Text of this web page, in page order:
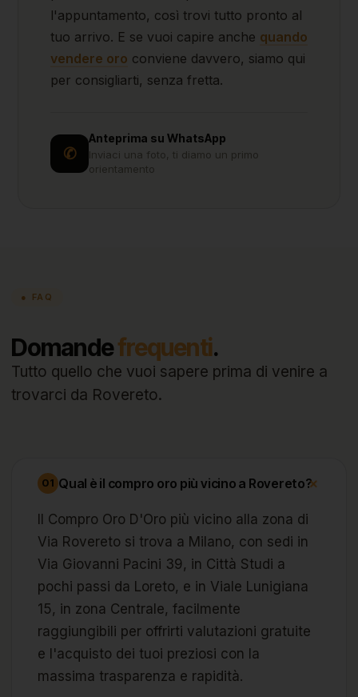
l'appuntamento, così trovi tutto pronto al
tuo arrivo. E se vuoi capire anche quando
vendere oro conviene davvero, siamo qui
per consigliarti, senza fretta.
✆
Anteprima su WhatsApp
Inviaci una foto, ti diamo un primo
orientamento
● FAQ
Domandefrequenti.
Tutto quello che vuoi sapere prima di venire a
trovarci da Rovereto.
01 Qual è il compro oro più vicino a Rovereto?
+
Il Compro Oro D'Oro più vicino alla zona di
Via Rovereto si trova a Milano, con sedi in
Via Giovanni Pacini 39, in Città Studi a
pochi passi da Loreto, e in Viale Lunigiana
15, in zona Centrale, facilmente
raggiungibili per offrirti valutazioni gratuite
e l'acquisto dei tuoi preziosi con la
massima trasparenza e rapidità.